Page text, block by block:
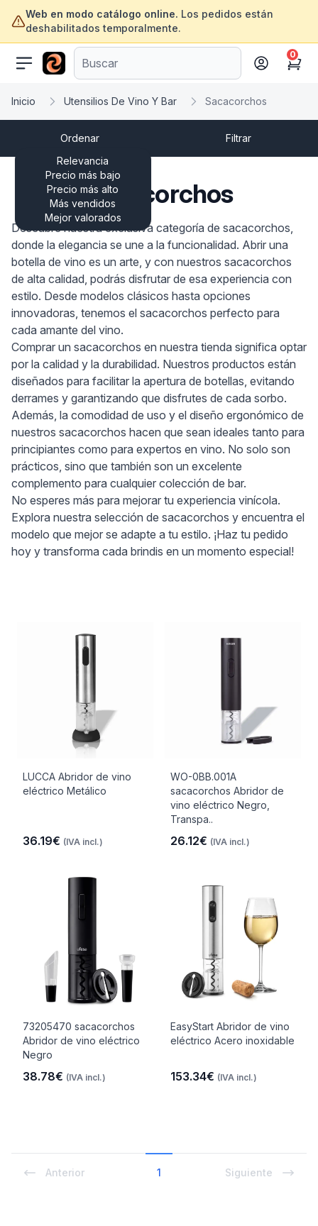
Web en modo catálogo online. Los pedidos están
deshabilitados temporalmente.
ofertasinformatica.com
Cart
0
Inicio Utensilios De Vino Y Bar Sacacorchos
Ordenar
Relevancia
Precio más bajo
Precio más alto
Más vendidos
Mejor valorados
Filtrar
Sacacorchos
Descubre nuestra exclusiva categoría de sacacorchos,
donde la elegancia se une a la funcionalidad. Abrir una
botella de vino es un arte, y con nuestros sacacorchos
de alta calidad, podrás disfrutar de esa experiencia con
estilo. Desde modelos clásicos hasta opciones
innovadoras, tenemos el sacacorchos perfecto para
cada amante del vino.
Comprar un sacacorchos en nuestra tienda significa optar
por la calidad y la durabilidad. Nuestros productos están
diseñados para facilitar la apertura de botellas, evitando
derrames y garantizando que disfrutes de cada sorbo.
Además, la comodidad de uso y el diseño ergonómico de
nuestros sacacorchos hacen que sean ideales tanto para
principiantes como para expertos en vino. No solo son
prácticos, sino que también son un excelente
complemento para cualquier colección de bar.
No esperes más para mejorar tu experiencia vinícola.
Explora nuestra selección de sacacorchos y encuentra el
modelo que mejor se adapte a tu estilo. ¡Haz tu pedido
hoy y transforma cada brindis en un momento especial!
LUCCA Abridor de vino
eléctrico Metálico
36.19€ (IVA incl.)
WO-0BB.001A
sacacorchos Abridor de
vino eléctrico Negro,
Transpa..
26.12€ (IVA incl.)
73205470 sacacorchos
Abridor de vino eléctrico
Negro
38.78€ (IVA incl.)
EasyStart Abridor de vino
eléctrico Acero inoxidable
153.34€ (IVA incl.)
Anterior 1 Siguiente